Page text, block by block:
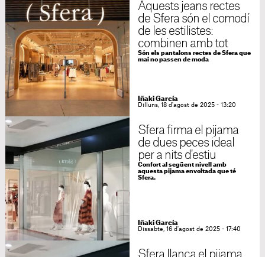
Aquests jeans rectes
de Sfera són el comodí
de les estilistes:
combinen amb tot
Són els pantalons rectes de Sfera que
mai no passen de moda
Iñaki García
Dilluns, 18 d'agost de 2025 - 13:20
Sfera firma el pijama
de dues peces ideal
per a nits d'estiu
Confort al següent nivell amb
aquesta pijama envoltada que té
Sfera.
Iñaki García
Dissabte, 16 d'agost de 2025 - 17:40